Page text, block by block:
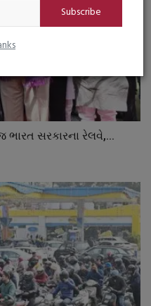
Subscribe
સરકારના રેલવે,...